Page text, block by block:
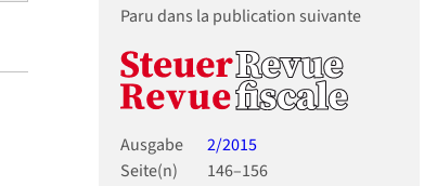
Paru dans la publication suivante
Ausgabe
2/2015
Seite(n)
146–156